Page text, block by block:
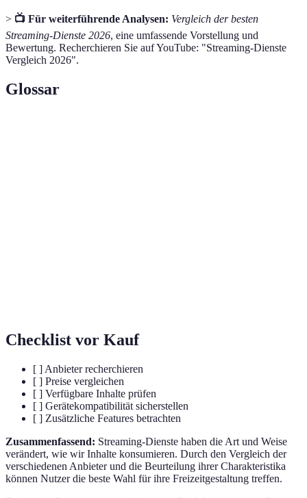
> 📺 Für weiterführende Analysen: Vergleich der besten
Streaming-Dienste 2026, eine umfassende Vorstellung und
Bewertung. Recherchieren Sie auf YouTube: "Streaming-Dienste
Vergleich 2026".
Glossar
Checklist vor Kauf
[ ] Anbieter recherchieren
[ ] Preise vergleichen
[ ] Verfügbare Inhalte prüfen
[ ] Gerätekompatibilität sicherstellen
[ ] Zusätzliche Features betrachten
Zusammenfassend: Streaming-Dienste haben die Art und Weise
verändert, wie wir Inhalte konsumieren. Durch den Vergleich der
verschiedenen Anbieter und die Beurteilung ihrer Charakteristika
können Nutzer die beste Wahl für ihre Freizeitgestaltung treffen.